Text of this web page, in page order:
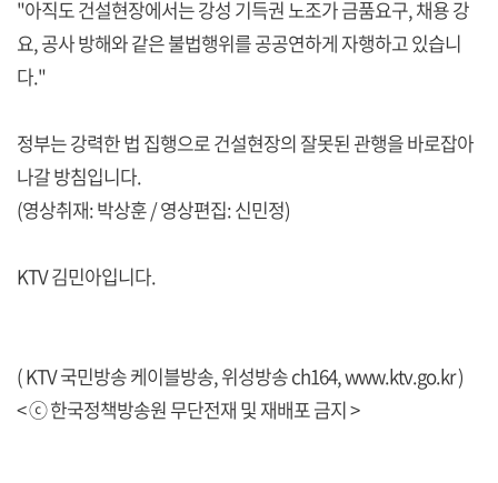
"아직도 건설현장에서는 강성 기득권 노조가 금품요구, 채용 강
요, 공사 방해와 같은 불법행위를 공공연하게 자행하고 있습니
다."
정부는 강력한 법 집행으로 건설현장의 잘못된 관행을 바로잡아
나갈 방침입니다.
(영상취재: 박상훈 / 영상편집: 신민정)
KTV 김민아입니다.
( KTV 국민방송 케이블방송, 위성방송 ch164,www.ktv.go.kr)
< ⓒ 한국정책방송원 무단전재 및 재배포 금지 >